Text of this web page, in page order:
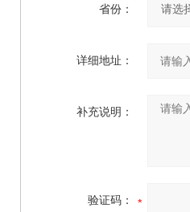
省份：
详细地址：
补充说明：
验证码：